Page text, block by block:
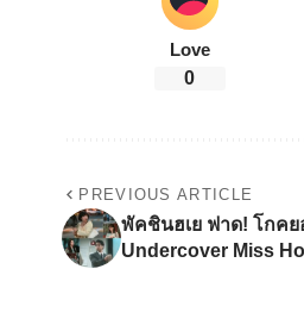
Love
0
PREVIOUS ARTICLE
พัคชินฮเย ฟาด! โกค
Undercover Miss